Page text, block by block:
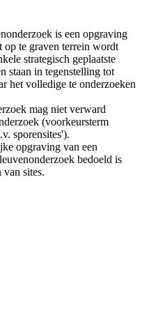
is een opgraving
op te graven terrein wordt
strategisch geplaatste
staan in tegenstelling tot
het volledige te onderzoeken
mag niet verward
(voorkeursterm
sporensites').
opgraving van een
bedoeld is
van sites.